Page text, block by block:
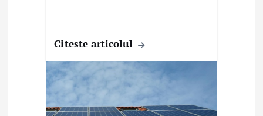
Citeste articolul